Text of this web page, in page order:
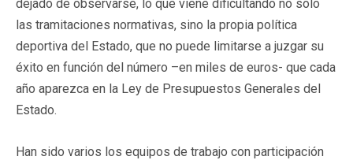
dejado de observarse, lo que viene dificultando no solo
las tramitaciones normativas, sino la propia política
deportiva del Estado, que no puede limitarse a juzgar su
éxito en función del número –en miles de euros- que cada
año aparezca en la Ley de Presupuestos Generales del
Estado.
Han sido varios los equipos de trabajo con participación